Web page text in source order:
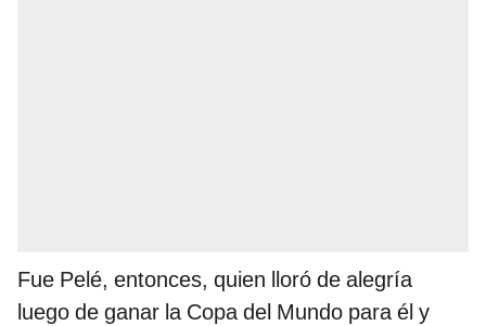
Fue Pelé, entonces, quien lloró de alegría
luego de ganar la Copa del Mundo para él y